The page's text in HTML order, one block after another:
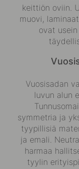
keittiön oviin.
muovi,
ovat
Vuosisadan
luvun alun
symmetria ja
tyypillisiä
ja emali.
harmaa
tyylin